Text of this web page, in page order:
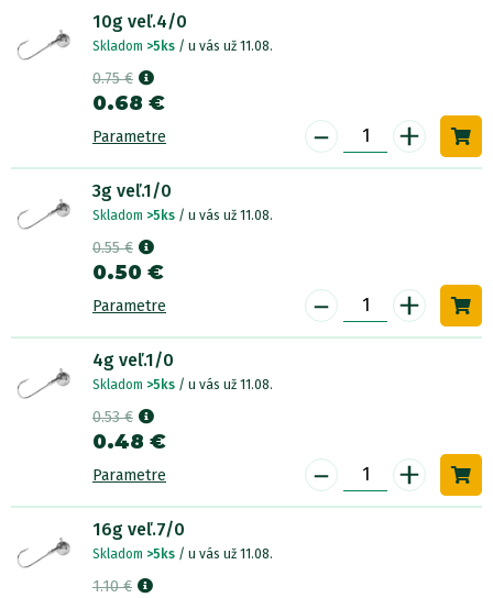
10g veľ.4/0
Skladom >5ks / u vás už 11.08.
0.75 €
0.68 €
Parametre - +
3g veľ.1/0
Skladom >5ks / u vás už 11.08.
0.55 €
0.50 €
Parametre - +
4g veľ.1/0
Skladom >5ks / u vás už 11.08.
0.53 €
0.48 €
Parametre - +
16g veľ.7/0
Skladom >5ks / u vás už 11.08.
1.10 €